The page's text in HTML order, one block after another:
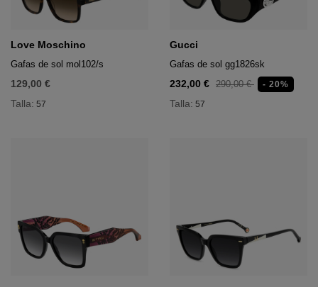
Love Moschino
Gafas de sol mol102/s
129,00 €
Talla: 57
Gucci
Gafas de sol gg1826sk
232,00 € 290,00 € - 20%
Talla: 57